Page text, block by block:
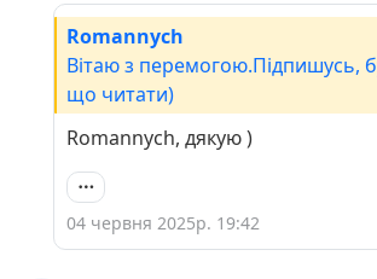
Romannych
Вітаю з перемогою.Підпишусь,
що читати)
Romannych, дякую )
04 червня 2025р. 19:42